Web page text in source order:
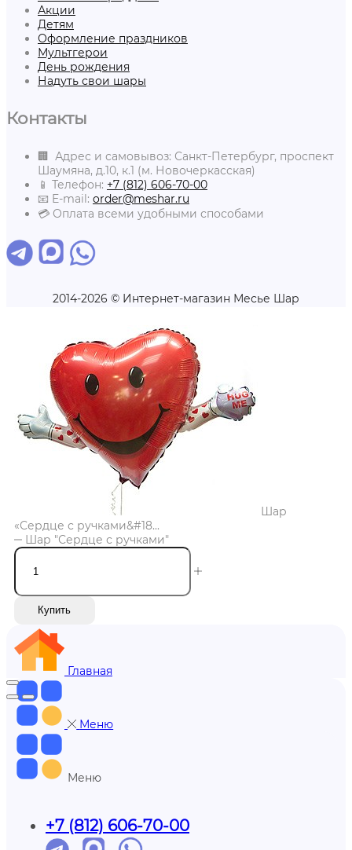
Акции
Детям
Оформление праздников
Мультгерои
День рождения
Надуть свои шары
Контакты
🏢 Адрес и самовывоз: Санкт-Петербург, проспект
Шаумяна, д.10, к.1 (м. Новочеркасская)
📱 Телефон: +7 (812) 606-70-00
📧 E-mail: order@meshar.ru
💳 Оплата всеми удобными способами
2014-2026 © Интернет-магазин Месье Шар
Шар
«Сердце с ручками&#18...
Шар "Сердце с ручками"
Купить
Главная
Меню
Меню
+7 (812) 606-70-00